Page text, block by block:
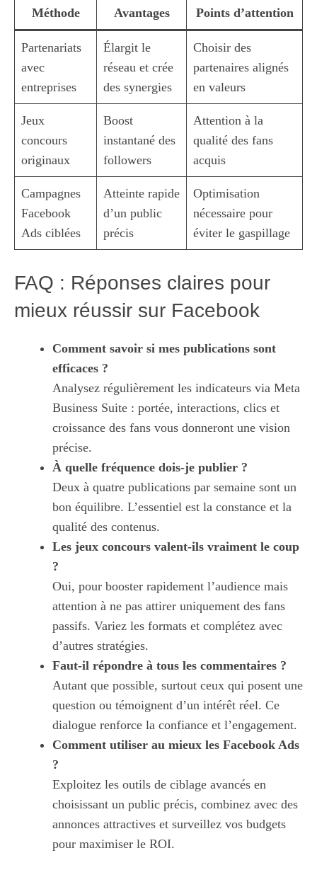
Méthode Avantages Points d’attention
Partenariats
avec
entreprises
Élargit le
réseau et crée
des synergies
Choisir des
partenaires alignés
en valeurs
Jeux
concours
originaux
Boost
instantané des
followers
Attention à la
qualité des fans
acquis
Campagnes
Facebook
Ads ciblées
Atteinte rapide
d’un public
précis
Optimisation
nécessaire pour
éviter le gaspillage
FAQ : Réponses claires pour
mieux réussir sur Facebook
Comment savoir si mes publications sont
efficaces ?
Analysez régulièrement les indicateurs via Meta
Business Suite : portée, interactions, clics et
croissance des fans vous donneront une vision
précise.
À quelle fréquence dois-je publier ?
Deux à quatre publications par semaine sont un
bon équilibre. L’essentiel est la constance et la
qualité des contenus.
Les jeux concours valent-ils vraiment le coup
?
Oui, pour booster rapidement l’audience mais
attention à ne pas attirer uniquement des fans
passifs. Variez les formats et complétez avec
d’autres stratégies.
Faut-il répondre à tous les commentaires ?
Autant que possible, surtout ceux qui posent une
question ou témoignent d’un intérêt réel. Ce
dialogue renforce la confiance et l’engagement.
Comment utiliser au mieux les Facebook Ads
?
Exploitez les outils de ciblage avancés en
choisissant un public précis, combinez avec des
annonces attractives et surveillez vos budgets
pour maximiser le ROI.